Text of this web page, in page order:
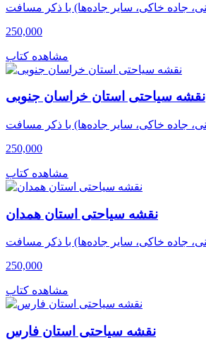
250,000
مشاهده کتاب
نقشه سیاحتی استان خراسان جنوبی
250,000
مشاهده کتاب
نقشه سیاحتی استان همدان
250,000
مشاهده کتاب
نقشه سیاحتی استان فارس